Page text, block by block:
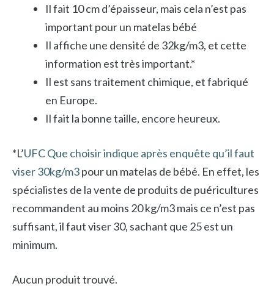
Il fait 10 cm d’épaisseur, mais cela n’est pas
important pour un matelas bébé
Il affiche une densité de 32kg/m3, et cette
information est très important.*
Il est sans traitement chimique, et fabriqué
en Europe.
Il fait la bonne taille, encore heureux.
*L’UFC Que choisir indique après enquête qu’il faut
viser 30kg/m3pour un matelas de bébé. En effet, les
spécialistes de la vente de produits de puéricultures
recommandent au moins 20 kg/m3 mais ce n’est pas
suffisant, il faut viser 30, sachant que 25 est un
minimum.
Aucun produit trouvé.